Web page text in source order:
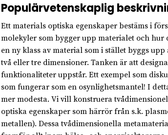
Populärvetenskaplig
Ett materials optiska egenskaper bestäms i
molekyler som bygger upp materialet och
en ny klass av material som i stället byggs
två eller tre dimensioner. Tanken är att
funktionaliteter uppstår. Ett exempel som
som fungerar som en osynlighetsmantel! I
mer modesta. Vi vill konstruera
optiska egenskaper som härrör från s.k.
metallen). Dessa tvådimensionella